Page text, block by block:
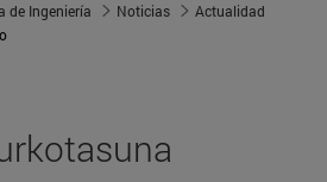
de Ingeniería Noticias
Actualidad